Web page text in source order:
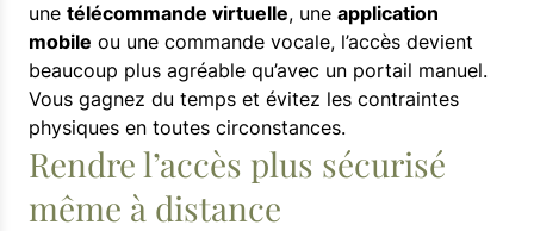
une télécommande virtuelle, une application
mobile ou une commande vocale, l’accès devient
beaucoup plus agréable qu’avec un portail manuel.
Vous gagnez du temps et évitez les contraintes
physiques en toutes circonstances.
Rendre l’accès plus sécurisé
même à distance